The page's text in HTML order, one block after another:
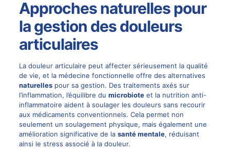
Approches naturelles pour
la gestion des douleurs
articulaires
La douleur articulaire peut affecter sérieusement la qualité
de vie, et la médecine fonctionnelle offre des alternatives
naturellespour sa gestion. Des traitements axés sur
l’inflammation, l’équilibre du microbioteet la nutrition anti-
inflammatoire aident à soulager les douleurs sans recourir
aux médicaments conventionnels. Cela permet non
seulement un soulagement physique, mais également une
amélioration significative de la santé mentale, réduisant
ainsi le stress associé à la douleur.